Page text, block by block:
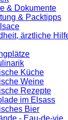
& Dokumente
& Packtipps
ärztliche
Küche
Weine
Rezepte
im Elsass
Bier
- Eau-de-vie